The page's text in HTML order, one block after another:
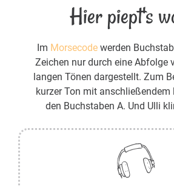
Hier piept's
Im Morsecodewerden
Zeichen nur durch eine Abfolge
langen Tönen dargestellt. Zum
kurzer Ton mit
den Buchstaben A. Und Ulli